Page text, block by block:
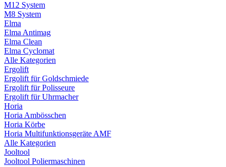
M12 System
M8 System
Elma
Elma Antimag
Elma Clean
Elma Cyclomat
Alle Kategorien
Ergolift
Ergolift für Goldschmiede
Ergolift für Polisseure
Ergolift für Uhrmacher
Horia
Horia Ambösschen
Horia Körbe
Horia Multifunktionsgeräte AMF
Alle Kategorien
Jooltool
Jooltool Poliermaschinen